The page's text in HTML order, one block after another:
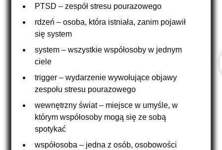
PTSD – zespół stresu pourazowego
rdzeń – osoba, która istniała, zanim pojawił
się system
system – wszystkie współosoby w jednym
ciele
trigger – wydarzenie wywołujące objawy
zespołu stresu pourazowego
wewnętrzny świat – miejsce w umyśle, w
którym współosoby mogą się ze sobą
spotykać
współosoba – jedna z osób, osobowości